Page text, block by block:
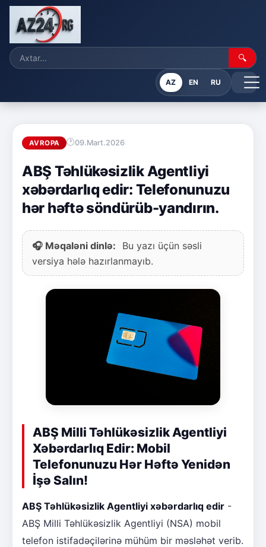
🔍
AZ EN RU
AVROPA 09.Mart.2026
ABŞ Təhlükəsizlik Agentliyi
xəbərdarlıq edir: Telefonunuzu
hər həftə söndürüb-yandırın.
🎧 Məqaləni dinlə:
Bu yazı üçün səsli
versiya hələ hazırlanmayıb.
ABŞ Milli Təhlükəsizlik Agentliyi
Xəbərdarlıq Edir: Mobil
Telefonunuzu Hər Həftə Yenidən
İşə Salın!
ABŞ Təhlükəsizlik Agentliyi xəbərdarlıq edir -
ABŞ Milli Təhlükəsizlik Agentliyi (NSA) mobil
telefon istifadəçilərinə mühüm bir məsləhət verib.